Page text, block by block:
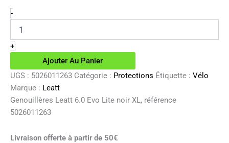
-quantité
de
Genouillères
Leatt
6.0
Lite
noir
+
Ajouter Au Panier
UGS : 5026011263 Catégorie : Protections Étiquette : Vélo
Marque : Leatt
Genouillères Leatt 6.0 Evo Lite noir XL, référence
5026011263
Livraison offerte à partir de 50€